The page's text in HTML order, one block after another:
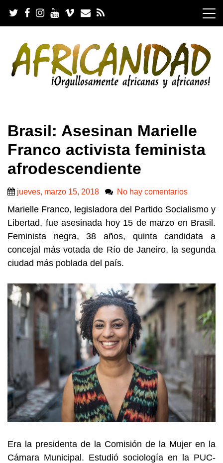
i
Brasil: Asesinan Marielle
Franco activista feminista
afrodescendiente
jueves, marzo 15, 2018 No hay comentarios
Marielle Franco, legisladora del Partido Socialismo y
Libertad, fue asesinada hoy 15 de marzo en Brasil.
Feminista negra, 38 años, quinta candidata a
concejal más votada de Río de Janeiro, la segunda
ciudad más poblada del país.
Era la presidenta de la Comisión de la Mujer en la
Cámara Municipal. Estudió sociología en la PUC-